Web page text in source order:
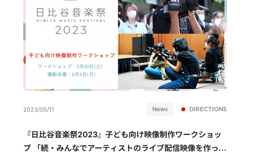
2023/05/11 News DIRECTIONS
『日比谷音楽祭2023』子ども向け映像制作ワークショッ
プ 「続・みんなでアーティストのライブ配信映像を作っ